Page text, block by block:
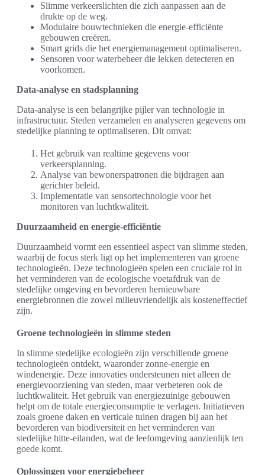
Slimme verkeerslichten die zich aanpassen aan de
drukte op de weg.
Modulaire bouwtechnieken die energie-efficiënte
gebouwen creëren.
Smart grids die het energiemanagement optimaliseren.
Sensoren voor waterbeheer die lekken detecteren en
voorkomen.
Data-analyse en stadsplanning
Data-analyse is een belangrijke pijler van technologie in
infrastructuur. Steden verzamelen en analyseren gegevens om
stedelijke planning te optimaliseren. Dit omvat:
Het gebruik van realtime gegevens voor
verkeersplanning.
Analyse van bewonerspatronen die bijdragen aan
gerichter beleid.
Implementatie van sensortechnologie voor het
monitoren van luchtkwaliteit.
Duurzaamheid en energie-efficiëntie
Duurzaamheid vormt een essentieel aspect van slimme steden,
waarbij de focus sterk ligt op het implementeren van groene
technologieën. Deze technologieën spelen een cruciale rol in
het verminderen van de ecologische voetafdruk van de
stedelijke omgeving en bevorderen hernieuwbare
energiebronnen die zowel milieuvriendelijk als kosteneffectief
zijn.
Groene technologieën in slimme steden
In slimme stedelijke ecologieën zijn verschillende groene
technologieën ontdekt, waaronder zonne-energie en
windenergie. Deze innovaties ondersteunen niet alleen de
energievoorziening van steden, maar verbeteren ook de
luchtkwaliteit. Het gebruik van energiezuinige gebouwen
helpt om de totale energieconsumptie te verlagen. Initiatieven
zoals groene daken en verticale tuinen dragen bij aan het
bevorderen van biodiversiteit en het verminderen van
stedelijke hitte-eilanden, wat de leefomgeving aanzienlijk ten
goede komt.
Oplossingen voor energiebeheer